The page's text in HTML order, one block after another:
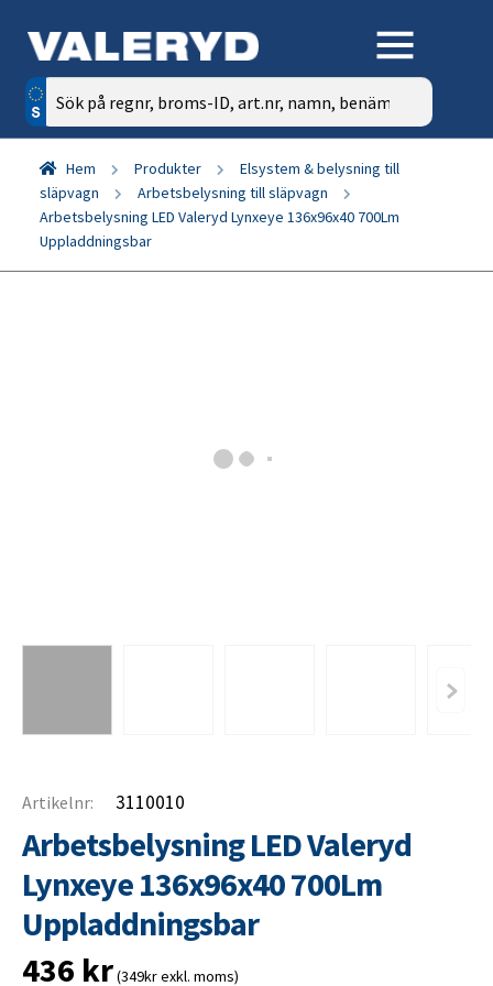
Sök
efter:
Hem Produkter
Elsystem & belysning till
släpvagn
Arbetsbelysning till släpvagn
Arbetsbelysning LED Valeryd Lynxeye 136x96x40 700Lm
Uppladdningsbar
Artikelnr: 3110010
Arbetsbelysning LED Valeryd
Lynxeye 136x96x40 700Lm
Uppladdningsbar
436 kr(349kr exkl. moms)